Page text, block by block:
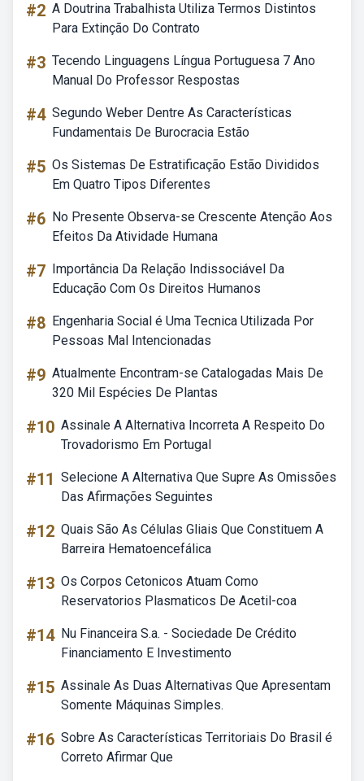
#2 A Doutrina Trabalhista Utiliza Termos Distintos
Para Extinção Do Contrato
#3 Tecendo Linguagens Língua Portuguesa 7 Ano
Manual Do Professor Respostas
#4 Segundo Weber Dentre As Características
Fundamentais De Burocracia Estão
#5 Os Sistemas De Estratificação Estão Divididos
Em Quatro Tipos Diferentes
#6 No Presente Observa-se Crescente Atenção Aos
Efeitos Da Atividade Humana
#7 Importância Da Relação Indissociável Da
Educação Com Os Direitos Humanos
#8 Engenharia Social é Uma Tecnica Utilizada Por
Pessoas Mal Intencionadas
#9 Atualmente Encontram-se Catalogadas Mais De
320 Mil Espécies De Plantas
#10 Assinale A Alternativa Incorreta A Respeito Do
Trovadorismo Em Portugal
#11 Selecione A Alternativa Que Supre As Omissões
Das Afirmações Seguintes
#12 Quais São As Células Gliais Que Constituem A
Barreira Hematoencefálica
#13 Os Corpos Cetonicos Atuam Como
Reservatorios Plasmaticos De Acetil-coa
#14 Nu Financeira S.a. - Sociedade De Crédito
Financiamento E Investimento
#15 Assinale As Duas Alternativas Que Apresentam
Somente Máquinas Simples.
#16 Sobre As Características Territoriais Do Brasil é
Correto Afirmar Que